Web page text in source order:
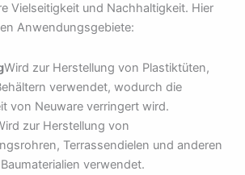
Vielseitigkeit und Nachhaltigkeit. Hier
Anwendungsgebiete:
Wird zur Herstellung von Plastiktüten,
verwendet, wodurch die
von Neuware verringert wird.
zur Herstellung von
Terrassendielen und anderen
verwendet.